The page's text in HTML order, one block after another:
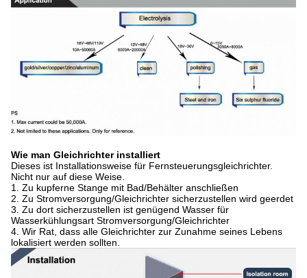
Wie man Gleichrichter installiert
Dieses ist Installationsweise für Fernsteuerungsgleichrichter.
Nicht nur auf diese Weise.
1. Zu kupferne Stange mit Bad/Behälter anschließen
2. Zu Stromversorgung/Gleichrichter sicherzustellen wird geerdet
3. Zu dort sicherzustellen ist genügend Wasser für
Wasserkühlungsart Stromversorgung/Gleichrichter
4. Wir Rat, dass alle Gleichrichter zur Zunahme seines Lebens
lokalisiert werden sollten.